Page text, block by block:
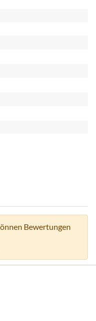
Bewertungen